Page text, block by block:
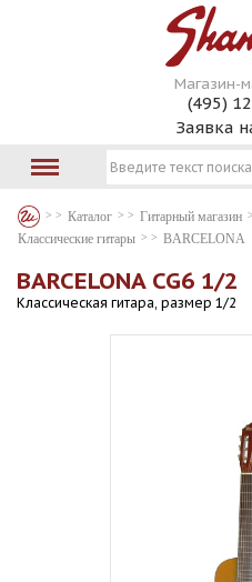
Магазин-
(495)
Заявка
Каталог Гитарный магазин
Классические гитары
BARCELONA
BARCELONA CG6 1/2
Классическая гитара, размер 1/2